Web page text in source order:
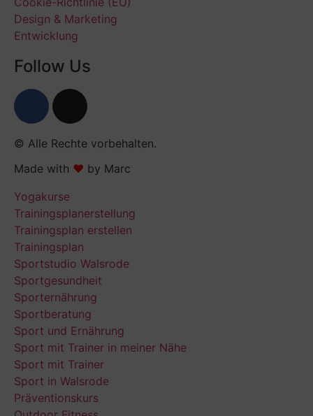
Design & Marketing
Entwicklung
Follow Us
© Alle Rechte vorbehalten.
Made with ❤ by Marc​​
Yogakurse
Trainingsplanerstellung
Trainingsplan erstellen
Trainingsplan
Sportstudio Walsrode
Sportgesundheit
Sporternährung
Sportberatung
Sport und Ernährung
Sport mit Trainer in meiner Nähe
Sport mit Trainer
Sport in Walsrode
Präventionskurs